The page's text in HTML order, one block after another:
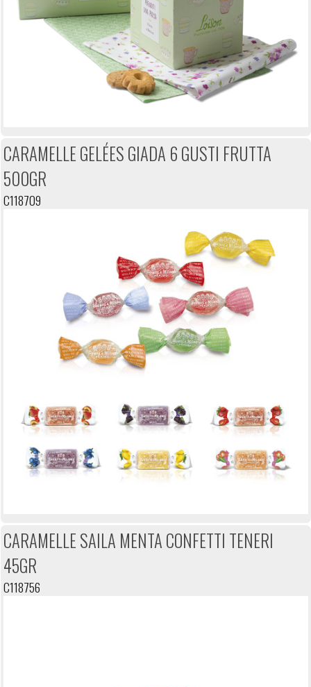
CARAMELLE GELÉES GIADA 6 GUSTI FRUTTA
500GR
C118709
CARAMELLE SAILA MENTA CONFETTI TENERI
45GR
C118756